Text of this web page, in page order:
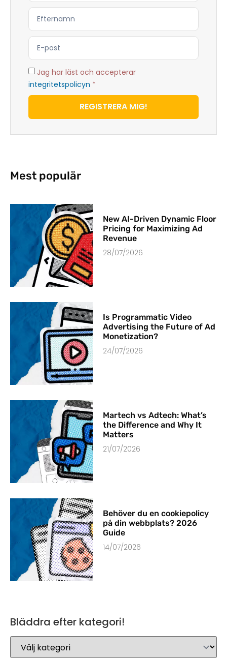
Jag har läst och accepterar
integritetspolicyn *
REGISTRERA MIG!
Mest populär
New AI-Driven Dynamic Floor
Pricing for Maximizing Ad
Revenue
28/07/2026
Is Programmatic Video
Advertising the Future of Ad
Monetization?
24/07/2026
Martech vs Adtech: What’s
the Difference and Why It
Matters
21/07/2026
Behöver du en cookiepolicy
på din webbplats? 2026
Guide
14/07/2026
Bläddra efter kategori!